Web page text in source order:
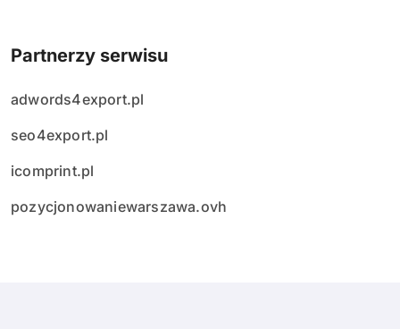
Partnerzy serwisu
adwords4export.pl
seo4export.pl
icomprint.pl
pozycjonowaniewarszawa.ovh